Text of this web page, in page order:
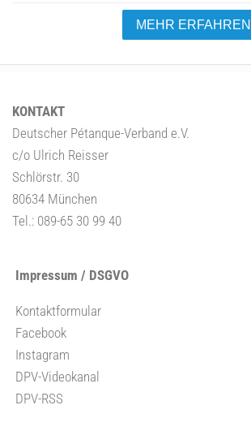
MEHR ERFAHREN
KONTAKT
Deutscher Pétanque-Verband e.V.
c/o Ulrich Reisser
Schlörstr. 30
80634 München
Tel.: 089-65 30 99 40
Impressum / DSGVO
Kontaktformular
Facebook
Instagram
DPV-Videokanal
DPV-RSS